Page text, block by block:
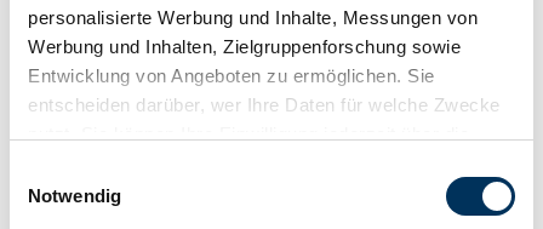
personalisierte Werbung und Inhalte, Messungen von
Werbung und Inhalten, Zielgruppenforschung sowie
Entwicklung von Angeboten zu ermöglichen. Sie
entscheiden darüber, wer Ihre Daten für welche Zwecke
Trigger Symbol ändern oder widerrufen
Notwendig
59 000 €